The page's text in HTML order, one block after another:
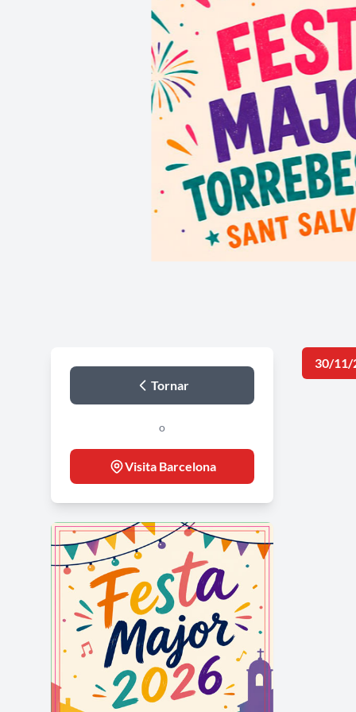
Tornar
o
Visita Barcelona
30/11/